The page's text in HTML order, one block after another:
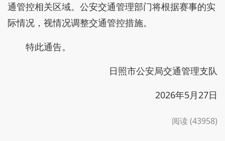
通管控相关区域。公安交通管理部门将根据赛事的实
际情况，视情况调整交通管控措施。
特此通告。
日照市公安局交通管理支队
2026年5月27日
阅读 (43958)